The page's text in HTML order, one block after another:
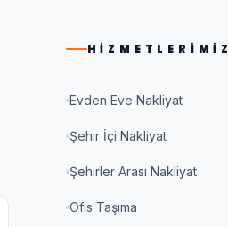
HIZMETLERIMIZ
Evden Eve Nakliyat
Şehir İçi Nakliyat
Şehirler Arası Nakliyat
Ofis Taşıma